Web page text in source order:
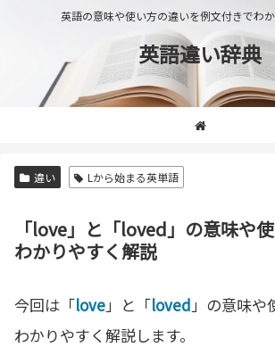
英語の意味や使い方の違いを例文付きでわ
英語違い辞典
違い Lから始まる英単語
「love」と「loved」の意味や
わかりやすく解説
今回は「love」と「loved」の意味や
わかりやすく解説します。